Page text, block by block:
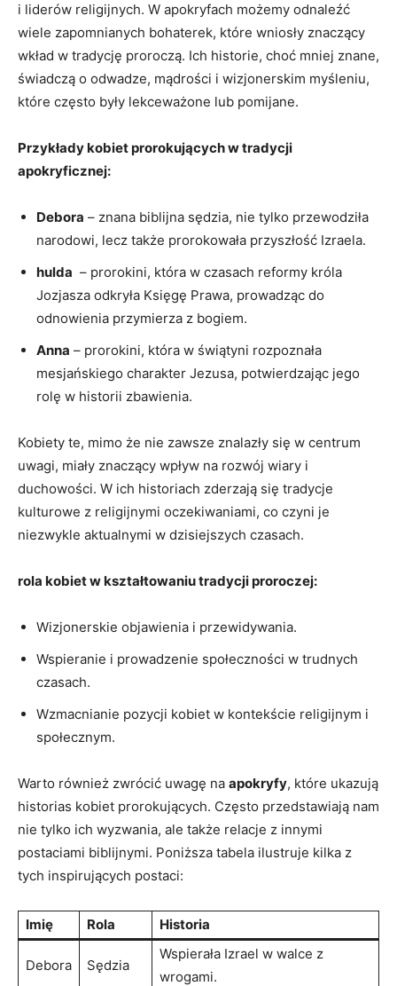
i liderów​ religijnych. W apokryfach możemy odnaleźć
wiele zapomnianych bohaterek, które wniosły znaczący
wkład w tradycję proroczą. Ich⁤ historie, choć mniej znane,
świadczą o odwadze, mądrości i wizjonerskim ⁣myśleniu,
które często były lekceważone lub pomijane.
Przykłady kobiet prorokujących w tradycji
apokryficznej:
Debora – znana biblijna sędzia, nie tylko przewodziła
‍narodowi, lecz także ⁤prorokowała przyszłość Izraela.
hulda ⁣ – prorokini, która w czasach reformy króla
Jozjasza odkryła Księgę Prawa,‍ prowadząc do
odnowienia przymierza z bogiem.
Anna – prorokini, ​która⁣ w ​świątyni rozpoznała⁣
mesjańskiego charakter Jezusa, potwierdzając jego
rolę‍ w historii zbawienia.
Kobiety ⁢te, mimo że nie zawsze znalazły się w ⁢centrum
uwagi, miały​ znaczący wpływ​ na rozwój wiary⁤ i
duchowości. W ich historiach zderzają się tradycje
kulturowe z religijnymi oczekiwaniami, co czyni je
niezwykle aktualnymi w​ dzisiejszych czasach.
rola kobiet w kształtowaniu tradycji proroczej:
Wizjonerskie objawienia i przewidywania.
Wspieranie i prowadzenie społeczności w⁢ trudnych‌
czasach.
Wzmacnianie pozycji kobiet w kontekście religijnym i
społecznym.
Warto również zwrócić uwagę na apokryfy, które ⁢ukazują
historias kobiet prorokujących. Często przedstawiają nam
nie tylko ich wyzwania, ale także⁣ relacje z innymi
postaciami biblijnymi. Poniższa tabela ilustruje kilka z
tych inspirujących postaci:
Imię Rola Historia
Debora Sędzia
Wspierała ⁤Izrael ‍w walce z
wrogami.